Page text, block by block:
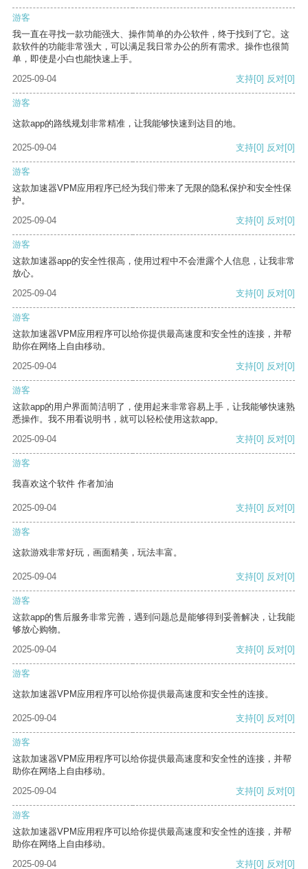
游客
我一直在寻找一款功能强大、操作简单的办公软件，终于找到了它。这
款软件的功能非常强大，可以满足我日常办公的所有需求。操作也很简
单，即使是小白也能快速上手。
2025-09-04
支持[0] 反对[0]
游客
这款app的路线规划非常精准，让我能够快速到达目的地。
2025-09-04 支持[0] 反对[0]
游客
这款加速器VPM应用程序已经为我们带来了无限的隐私保护和安全性保
护。
2025-09-04
支持[0] 反对[0]
游客
这款加速器app的安全性很高，使用过程中不会泄露个人信息，让我非常
放心。
2025-09-04
支持[0] 反对[0]
游客
这款加速器VPM应用程序可以给你提供最高速度和安全性的连接，并帮
助你在网络上自由移动。
2025-09-04
支持[0] 反对[0]
游客
这款app的用户界面简洁明了，使用起来非常容易上手，让我能够快速熟
悉操作。我不用看说明书，就可以轻松使用这款app。
2025-09-04
支持[0] 反对[0]
游客
我喜欢这个软件 作者加油
2025-09-04 支持[0] 反对[0]
游客
这款游戏非常好玩，画面精美，玩法丰富。
2025-09-04 支持[0] 反对[0]
游客
这款app的售后服务非常完善，遇到问题总是能够得到妥善解决，让我能
够放心购物。
2025-09-04
支持[0] 反对[0]
游客
这款加速器VPM应用程序可以给你提供最高速度和安全性的连接。
2025-09-04 支持[0] 反对[0]
游客
这款加速器VPM应用程序可以给你提供最高速度和安全性的连接，并帮
助你在网络上自由移动。
2025-09-04
支持[0] 反对[0]
游客
这款加速器VPM应用程序可以给你提供最高速度和安全性的连接，并帮
助你在网络上自由移动。
2025-09-04
支持[0] 反对[0]